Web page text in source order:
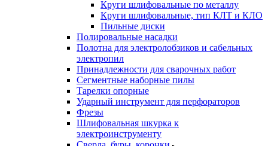
Круги шлифовальные по металлу
Круги шлифовальные, тип КЛТ и КЛО
Пильные диски
Полировальные насадки
Полотна для электролобзиков и сабельных
электропил
Принадлежности для сварочных работ
Сегментные наборные пилы
Тарелки опорные
Ударный инструмент для перфораторов
Фрезы
Шлифовальная шкурка к
электроинструменту